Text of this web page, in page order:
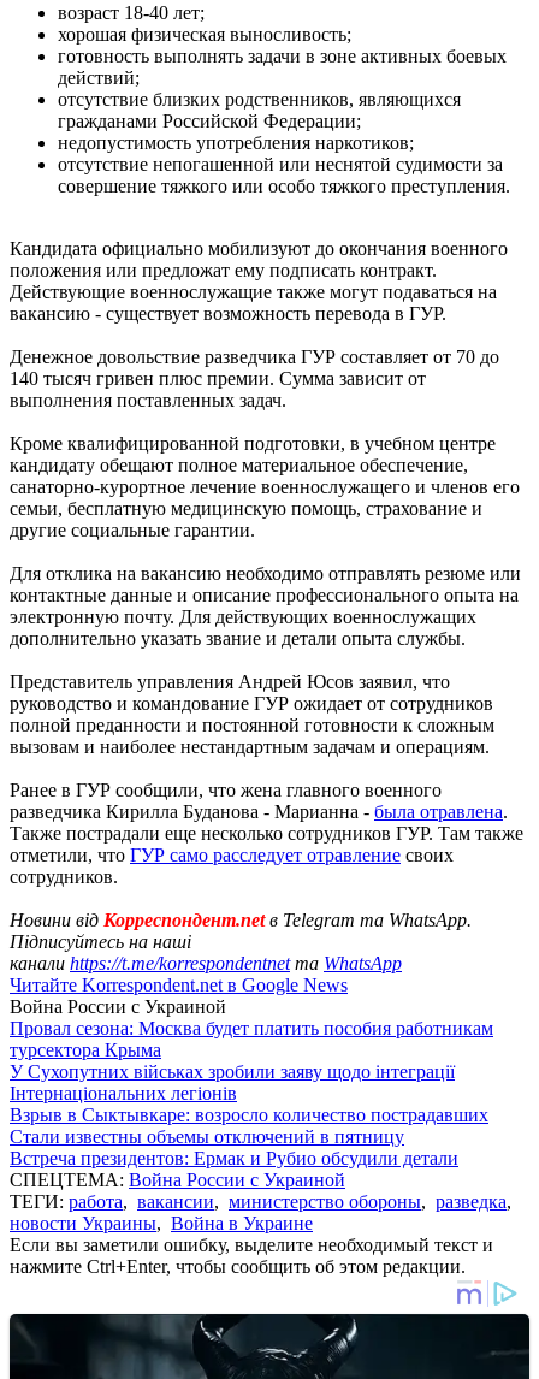
возраст 18-40 лет;
хорошая физическая выносливость;
готовность выполнять задачи в зоне активных боевых
действий;
отсутствие близких родственников, являющихся
гражданами Российской Федерации;
недопустимость употребления наркотиков;
отсутствие непогашенной или неснятой судимости за
совершение тяжкого или особо тяжкого преступления.
Кандидата официально мобилизуют до окончания военного
положения или предложат ему подписать контракт.
Действующие военнослужащие также могут подаваться на
вакансию - существует возможность перевода в ГУР.
Денежное довольствие разведчика ГУР составляет от 70 до
140 тысяч гривен плюс премии. Сумма зависит от
выполнения поставленных задач.
Кроме квалифицированной подготовки, в учебном центре
кандидату обещают полное материальное обеспечение,
санаторно-курортное лечение военнослужащего и членов его
семьи, бесплатную медицинскую помощь, страхование и
другие социальные гарантии.
Для отклика на вакансию необходимо отправлять резюме или
контактные данные и описание профессионального опыта на
электронную почту. Для действующих военнослужащих
дополнительно указать звание и детали опыта службы.
Представитель управления Андрей Юсов заявил, что
руководство и командование ГУР ожидает от сотрудников
полной преданности и постоянной готовности к сложным
вызовам и наиболее нестандартным задачам и операциям.
Ранее в ГУР сообщили, что жена главного военного
разведчика Кирилла Буданова - Марианна - была отравлена.
Также пострадали еще несколько сотрудников ГУР. Там также
отметили, что ГУР само расследует отравление своих
сотрудников.
Новини від Корреспондент.netв Telegram та WhatsApp.
Підписуйтесь на наші
канали https://t.me/korrespondentnetта WhatsApp
Читайте Korrespondent.net в Google News
Война России с Украиной
Провал сезона: Москва будет платить пособия работникам
турсектора Крыма
У Сухопутних військах зробили заяву щодо інтеграції
Інтернаціональних легіонів
Взрыв в Сыктывкаре: возросло количество пострадавших
Стали известны объемы отключений в пятницу
Встреча президентов: Ермак и Рубио обсудили детали
СПЕЦТЕМА: Война России с Украиной
ТЕГИ: работа, вакансии, министерство обороны, разведка,
новости Украины, Война в Украине
Если вы заметили ошибку, выделите необходимый текст и
нажмите Ctrl+Enter, чтобы сообщить об этом редакции.